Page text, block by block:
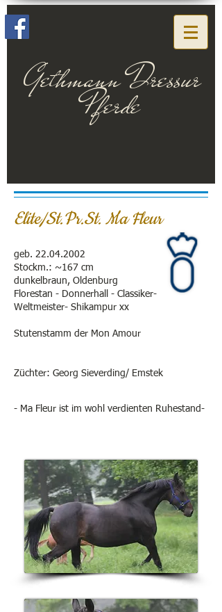
Gethmann Dressur
Pferde
Elite/St.Pr.St. Ma Fleur
geb. 22.04.2002
Stockm.: ~167 cm
dunkelbraun, Oldenburg
Florestan - Donnerhall - Classiker-
Weltmeister- Shikampur xx
Stutenstamm der Mon Amour
Züchter: Georg Sieverding/ Emstek
- Ma Fleur ist im wohl verdienten Ruhestand-